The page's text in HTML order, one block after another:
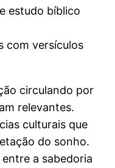
estudo bíblico
com versículos
circulando por
relevantes.
culturais que
do sonho.
a sabedoria